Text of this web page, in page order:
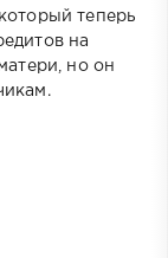
теперь
на
но он